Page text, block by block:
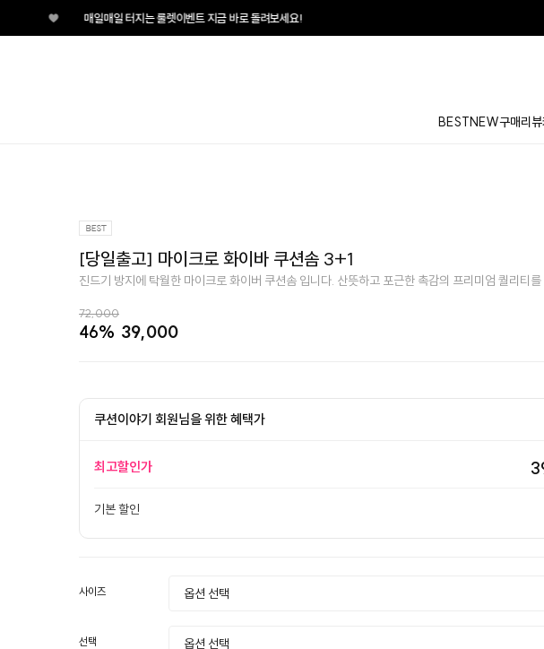
매일 터지는 룰렛이벤트 지금 바로 돌려보세요!
BESTNEW구매리뷰
[당일출고] 마이크로 화이바 쿠션솜 3+1
진드기 방지에 탁월한 마이크로 화이버 쿠션솜 입니다. 산뜻하고 포근한 촉감의 프리미엄 퀄리티
72,000
46% 39,000
쿠션이야기 회원님을 위한 혜택가
최고할인가
기본 할인
사이즈
선택